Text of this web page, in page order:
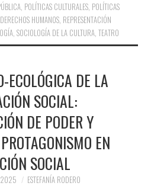
POLÍTICAS CULTURALES POLÍTICAS
HUMANOS REPRESENTACIÓN
,SOCIOLOGÍA DE LA CULTURA ,TEATRO
ECOLÓGICA DE LA
SOCIAL:
DE PODER Y
EN
SOCIAL
2025 ESTEFANÍA RODERO